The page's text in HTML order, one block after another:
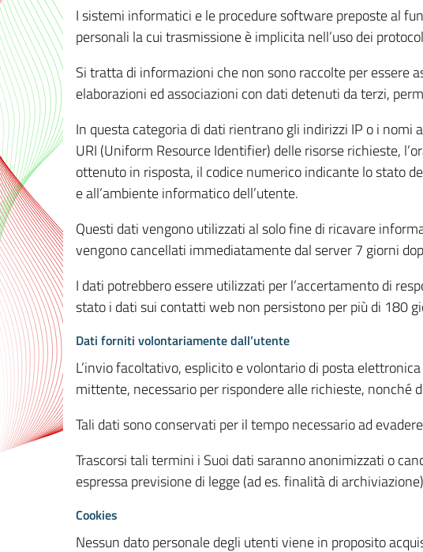
I sistemi informatici e le procedure software preposte al
personali la cui trasmissione è implicita nell’uso dei
Si tratta di informazioni che non sono raccolte per essere
elaborazioni ed associazioni con dati detenuti da terzi,
In questa categoria di dati rientrano gli indirizzi IP o i
URI (Uniform Resource Identifier) delle risorse richieste,
ottenuto in risposta, il codice numerico indicante lo stato
e all’ambiente informatico dell’utente.
Questi dati vengono utilizzati al solo fine di ricavare
vengono cancellati immediatamente dal server 7 giorni
I dati potrebbero essere utilizzati per l’accertamento di
stato i dati sui contatti web non persistono per più di 180
Dati forniti volontariamente dall’utente
L’invio facoltativo, esplicito e volontario di posta
mittente, necessario per rispondere alle richieste,
Tali dati sono conservati per il tempo necessario ad
Trascorsi tali termini i Suoi dati saranno anonimizzati o
espressa previsione di legge (ad es. finalità di
Cookies
Nessun dato personale degli utenti viene in proposito